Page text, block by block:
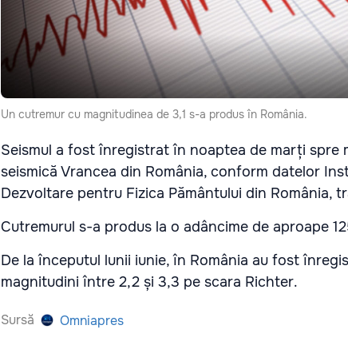
Un cutremur cu magnitudinea de 3,1 s-a produs în România.
Seismul a fost înregistrat în noaptea de marți spre
seismică Vrancea din România, conform datelor
Dezvoltare pentru Fizica Pământului din România,
Cutremurul s-a produs la o adâncime de aproape
De la începutul lunii iunie, în România au fost
magnitudini între 2,2 și 3,3 pe scara Richter.
Sursă Omniapres